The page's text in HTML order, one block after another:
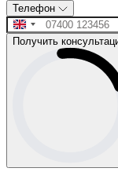
Телефон
Получить